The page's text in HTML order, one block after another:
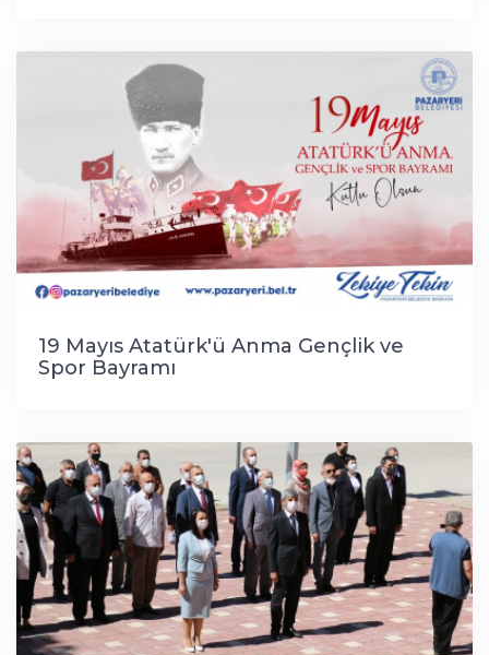
19 Mayıs Atatürk'ü Anma Gençlik ve
Spor Bayramı